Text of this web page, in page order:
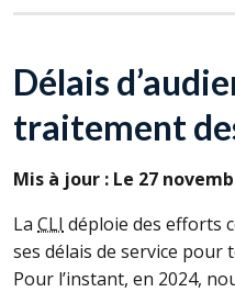
Délais
traitement
Mis à jour : Le 27
La CLI déploie des efforts
ses délais de service pour
Pour l’instant, en 2024,